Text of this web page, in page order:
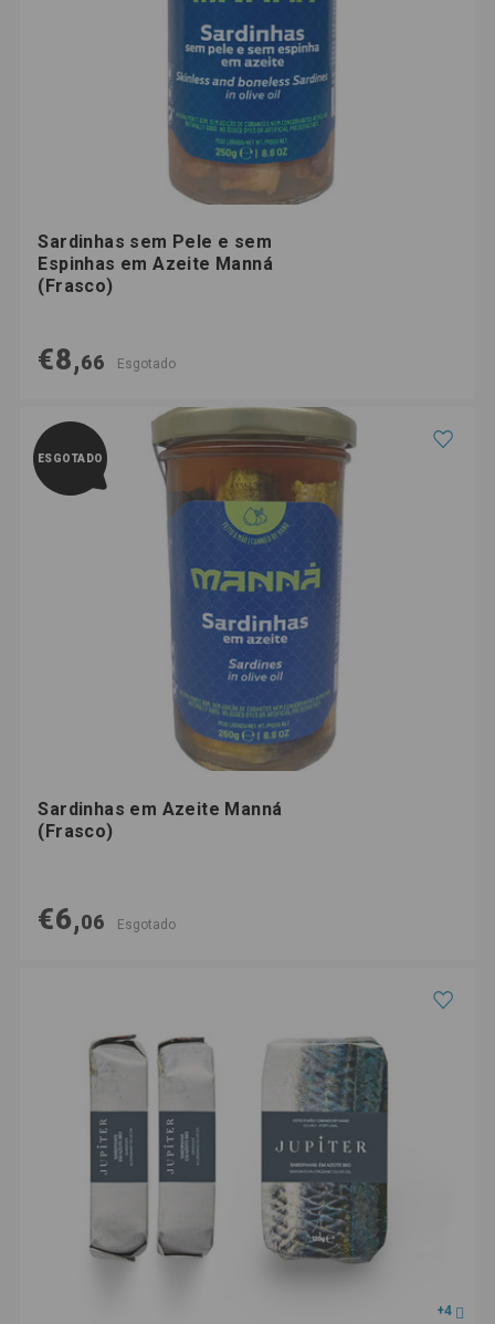
Sardinhas sem Pele e sem
Espinhas em Azeite Manná
(Frasco)
€8,66 Esgotado
ESGOTADO
Sardinhas em Azeite Manná
(Frasco)
€6,06 Esgotado
+4